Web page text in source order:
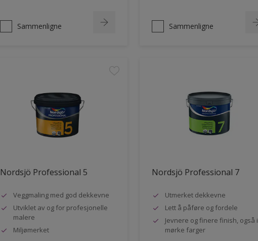
Sammenligne Sammenligne
Nordsjö Professional 5
Veggmaling med god dekkevne
Utviklet av og for profesjonelle
malere
Miljømerket
Nordsjö Professional 7
Utmerket dekkevne
Lett å påføre og fordele
Jevnere og finere finish, også i
mørke farger